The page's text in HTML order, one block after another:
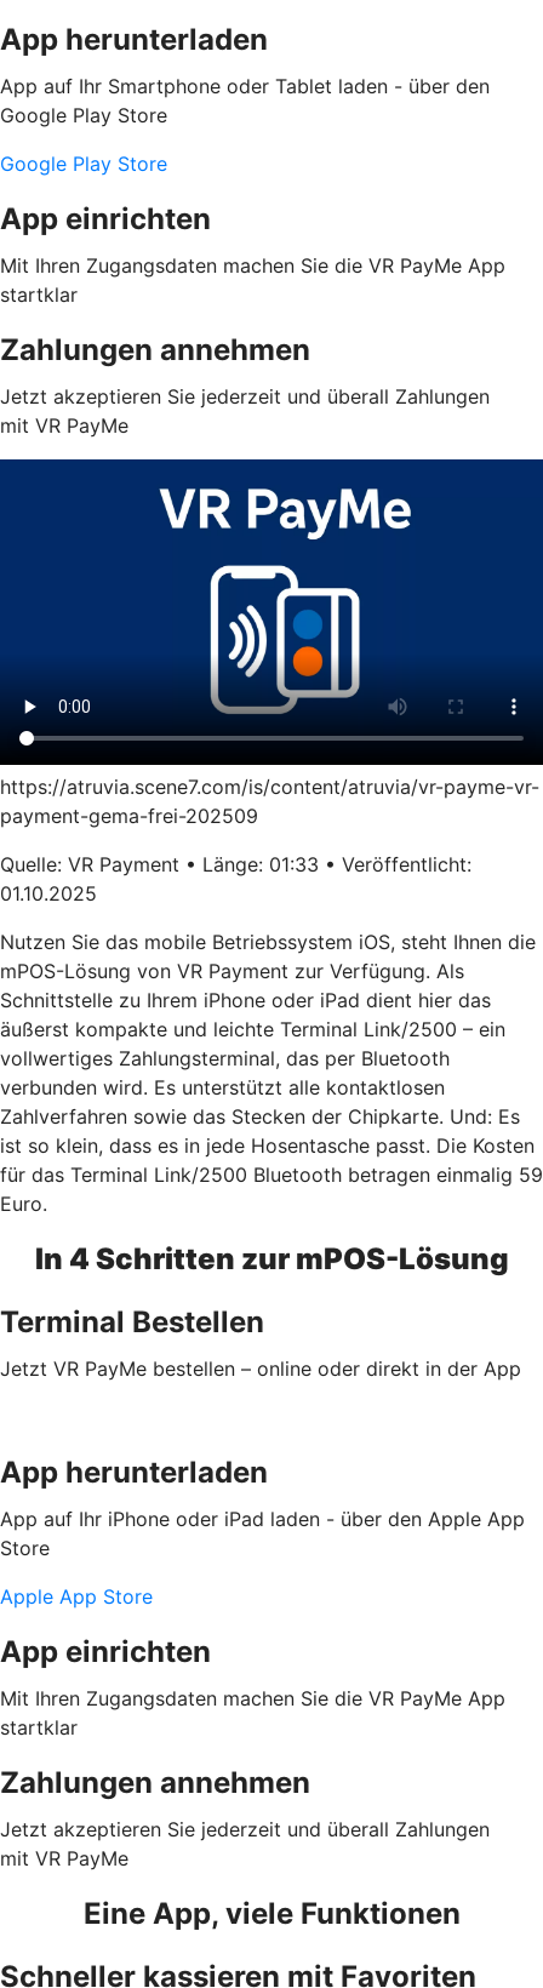
App herunterladen
App auf Ihr Smartphone oder Tablet laden - über den
Google Play Store
Google Play Store
App einrichten
Mit Ihren Zugangsdaten machen Sie die VR PayMe App
startklar
Zahlungen annehmen
Jetzt akzeptieren Sie jederzeit und überall Zahlungen
mit VR PayMe
https://atruvia.scene7.com/is/content/atruvia/vr-payme-vr-
payment-gema-frei-202509
Quelle: VR Payment • Länge: 01:33 • Veröffentlicht:
01.10.2025
Nutzen Sie das mobile Betriebssystem iOS, steht Ihnen die
mPOS-Lösung von VR Payment zur Verfügung. Als
Schnittstelle zu Ihrem iPhone oder iPad dient hier das
äußerst kompakte und leichte Terminal Link/2500 – ein
vollwertiges Zahlungsterminal, das per Bluetooth
verbunden wird. Es unterstützt alle kontaktlosen
Zahlverfahren sowie das Stecken der Chipkarte. Und: Es
ist so klein, dass es in jede Hosentasche passt. Die Kosten
für das Terminal Link/2500 Bluetooth betragen einmalig 59
Euro.
In 4 Schritten zur mPOS-Lösung
Terminal Bestellen
Jetzt VR PayMe bestellen – online oder direkt in der App
App herunterladen
App auf Ihr iPhone oder iPad laden - über den Apple App
Store
Apple App Store
App einrichten
Mit Ihren Zugangsdaten machen Sie die VR PayMe App
startklar
Zahlungen annehmen
Jetzt akzeptieren Sie jederzeit und überall Zahlungen
mit VR PayMe
Eine App, viele Funktionen
Schneller kassieren mit Favoriten